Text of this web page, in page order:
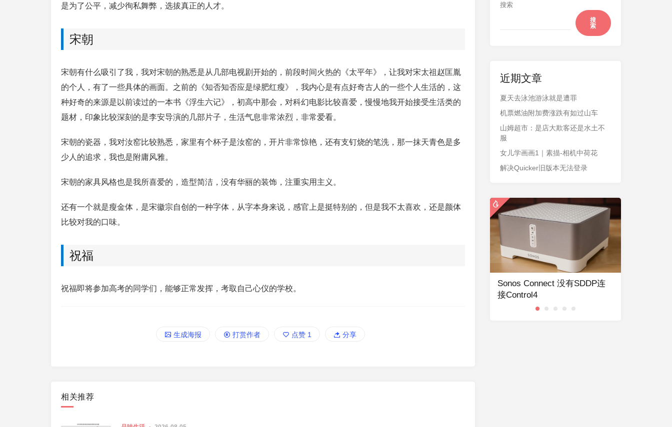
是为了公平，减少徇私舞弊，选拔真正的人才。
宋朝
宋朝有什么吸引了我，我对宋朝的熟悉是从几部电视剧开始的，前段时间火热的《太平年》，让我对宋太祖赵匡胤
的个人，有了一些具体的画面。之前的《知否知否应是绿肥红瘦》，我内心是有点好奇古人的一些个人生活的，这
种好奇的来源是以前读过的一本书《浮生六记》，初高中那会，对科幻电影比较喜爱，慢慢地我开始接受生活类的
题材，印象比较深刻的是李安导演的几部片子，生活气息非常浓烈，非常爱看。
宋朝的瓷器，我对汝窑比较熟悉，家里有个杯子是汝窑的，开片非常惊艳，还有支钉烧的笔洗，那一抹天青色是多
少人的追求，我也是附庸风雅。
宋朝的家具风格也是我所喜爱的，造型简洁，没有华丽的装饰，注重实用主义。
还有一个就是瘦金体，是宋徽宗自创的一种字体，从字本身来说，感官上是挺特别的，但是我不太喜欢，还是颜体
比较对我的口味。
祝福
祝福即将参加高考的同学们，能够正常发挥，考取自己心仪的学校。
生成海报 打赏作者 点赞 1 分享
相关推荐
搜索
搜
索
近期文章
夏天去泳池游泳就是遭罪
机票燃油附加费涨跌有如过山车
山姆超市：是店大欺客还是水土不
服
女儿学画画1｜素描-相机中荷花
解决Quicker旧版本无法登录
在ECS上部署wordpress 新西兰考驾照
Sonos Connect 没有SDDP连
接Control4
单网口普通电脑安装LEDE